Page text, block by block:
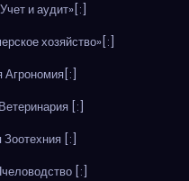
и аудит»[:]
хозяйство»[:]
Агрономия[:]
[:]
[:]
[:]